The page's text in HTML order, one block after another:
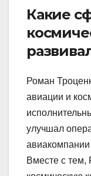
Какие
Роман
авиации и
улучшал
Вместе с тем,